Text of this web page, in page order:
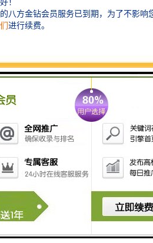
块凭借其**的性能、广泛的应用领域和
的西门子模块及配套产品，助力他们
供的服务和支持，共同开创工业自动化
分销商
理